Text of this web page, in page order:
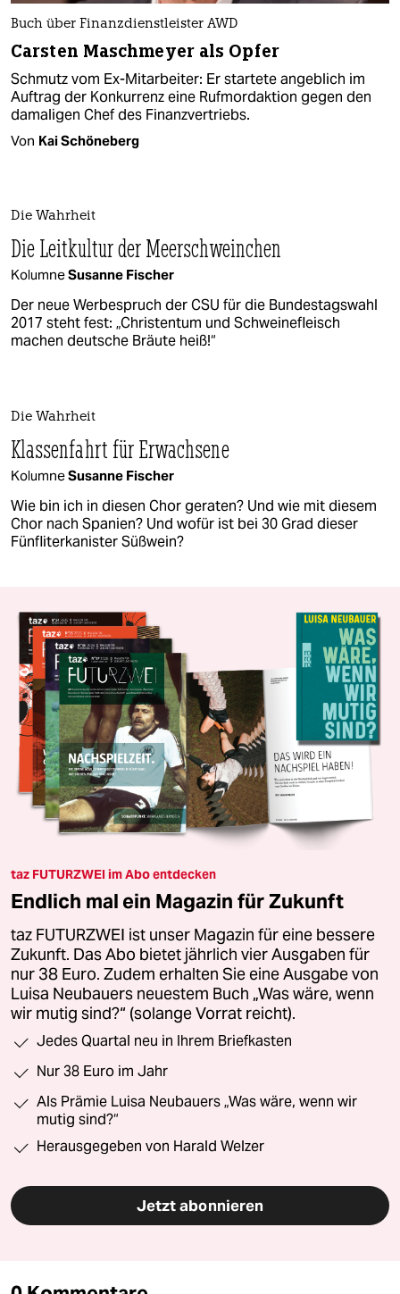
Buch über Finanzdienstleister AWD
Carsten Maschmeyer als Opfer
Schmutz vom Ex-Mitarbeiter: Er startete angeblich im
Auftrag der Konkurrenz eine Rufmordaktion gegen den
damaligen Chef des Finanzvertriebs.
Von Kai Schöneberg
Die Wahrheit
Die Leitkultur der Meerschweinchen
KolumneSusanne Fischer
Der neue Werbespruch der CSU für die Bundestagswahl
2017 steht fest: „Christentum und Schweinefleisch
machen deutsche Bräute heiß!“
Die Wahrheit
Klassenfahrt für Erwachsene
KolumneSusanne Fischer
Wie bin ich in diesen Chor geraten? Und wie mit diesem
Chor nach Spanien? Und wofür ist bei 30 Grad dieser
Fünfliterkanister Süßwein?
taz FUTURZWEI im Abo entdecken
Endlich mal ein Magazin für Zukunft
taz FUTURZWEI ist unser Magazin für eine bessere
Zukunft. Das Abo bietet jährlich vier Ausgaben für
nur 38 Euro. Zudem erhalten Sie eine Ausgabe von
Luisa Neubauers neuestem Buch „Was wäre, wenn
wir mutig sind?“ (solange Vorrat reicht).
Jedes Quartal neu in Ihrem Briefkasten
Nur 38 Euro im Jahr
Als Prämie Luisa Neubauers „Was wäre, wenn wir
mutig sind?“
Herausgegeben von Harald Welzer
Jetzt abonnieren